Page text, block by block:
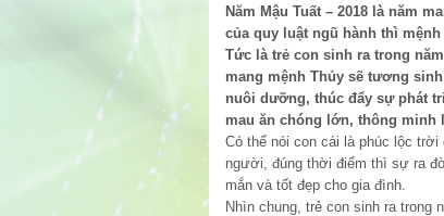
Năm Mậu Tuất – 2018 là năm
của quy luật ngũ hành thì
Tức là trẻ con sinh ra trong
mang mệnh Thủy sẽ tương
nuôi dưỡng, thúc đẩy sự phát
mau ăn chóng lớn, thông minh
Có thể nói con cái là phúc lộc
người, đúng thời điểm thì sự ra
mắn và tốt đẹp cho gia đình.
Nhìn chung, trẻ con sinh ra trong